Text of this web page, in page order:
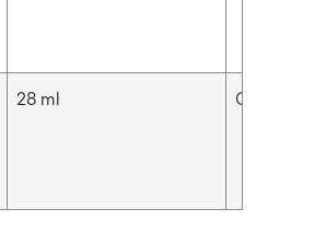
28 ml Cavilon™